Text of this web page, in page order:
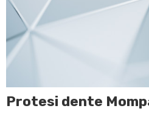
Protesi dente